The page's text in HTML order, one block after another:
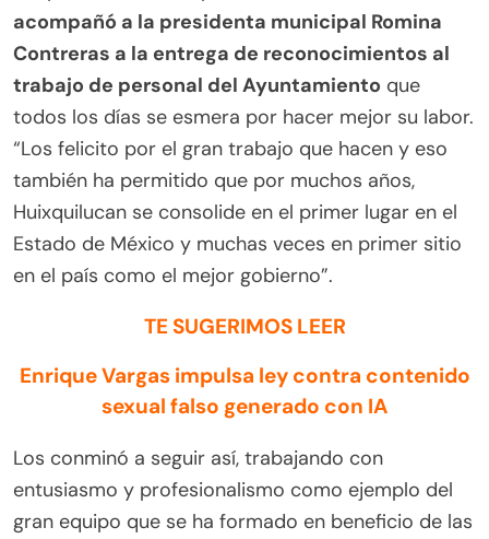
acompañó a la presidenta municipal Romina
Contreras a la entrega de reconocimientos al
trabajo de personal del Ayuntamiento que
todos los días se esmera por hacer mejor su labor.
“Los felicito por el gran trabajo que hacen y eso
también ha permitido que por muchos años,
Huixquilucan se consolide en el primer lugar en el
Estado de México y muchas veces en primer sitio
en el país como el mejor gobierno”.
TE SUGERIMOS LEER
Enrique Vargas impulsa ley contra contenido
sexual falso generado con IA
Los conminó a seguir así, trabajando con
entusiasmo y profesionalismo como ejemplo del
gran equipo que se ha formado en beneficio de las